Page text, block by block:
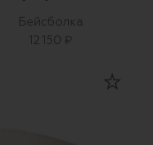
Бейсболка
12 150 ₽